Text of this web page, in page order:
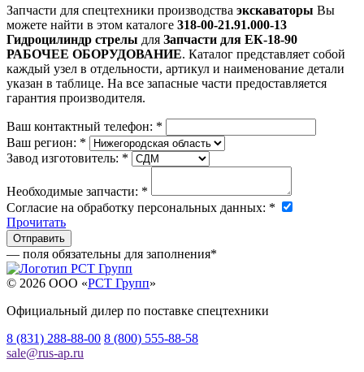
Запчасти для спецтехники производства экскаваторы Вы
можете найти в этом каталоге 318-00-21.91.000-13
Гидроцилиндр стрелы для Запчасти для ЕК-18-90
РАБОЧЕЕ ОБОРУДОВАНИЕ. Каталог представляет собой
каждый узел в отдельности, артикул и наименование детали
указан в таблице. На все запасные части предоставляется
гарантия производителя.
Ваш контактный телефон: *
Ваш регион: *
Завод изготовитель: *
Необходимые запчасти: *
Согласие на обработку персональных данных: *
Прочитать
— поля обязательны для заполнения*
© 2026 OOO «РСТ Групп»
Официальный дилер по поставке спецтехники
8 (831) 288-88-00 8 (800) 555-88-58
sale@rus-ap.ru